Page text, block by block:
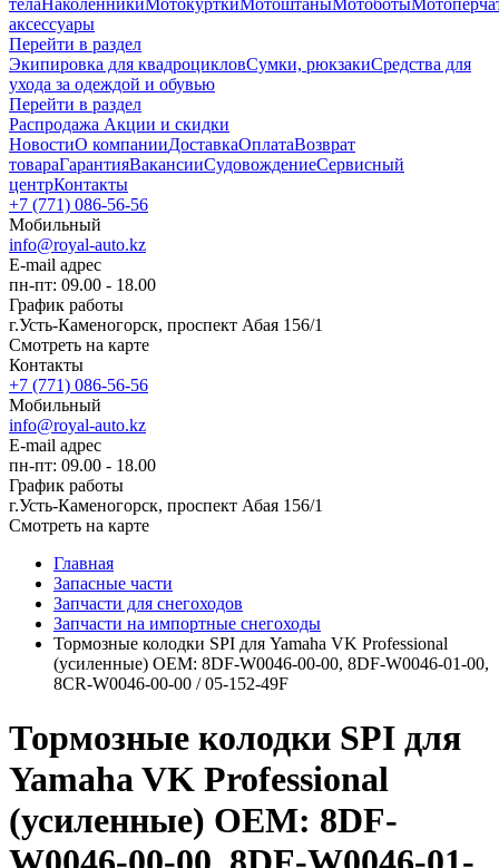
телаНаколенникиМотокурткиМотоштаныМотоботы
аксессуары
Перейти в раздел
Экипировка для квадроцикловСумки, рюкзакиСредства для
ухода за одеждой и обувью
Перейти в раздел
Распродажа Акции и скидки
НовостиО компанииДоставкаОплатаВозврат
товараГарантияВакансииСудовождениеСервисный
центрКонтакты
+7 (771) 086-56-56
Мобильный
info@royal-auto.kz
E-mail адрес
пн-пт: 09.00 - 18.00
График работы
г.Усть-Каменогорск, проспект Абая 156/1
Смотреть на карте
Контакты
+7 (771) 086-56-56
Мобильный
info@royal-auto.kz
E-mail адрес
пн-пт: 09.00 - 18.00
График работы
г.Усть-Каменогорск, проспект Абая 156/1
Смотреть на карте
Главная
Запасные части
Запчасти для снегоходов
Запчасти на импортные снегоходы
Тормозные колодки SPI для Yamaha VK Professional
(усиленные) OEM: 8DF-W0046-00-00, 8DF-W0046-01-00,
8CR-W0046-00-00 / 05-152-49F
Тормозные колодки SPI для
Yamaha VK Professional
(усиленные) OEM: 8DF-